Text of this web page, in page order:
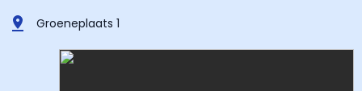
Groeneplaats 1